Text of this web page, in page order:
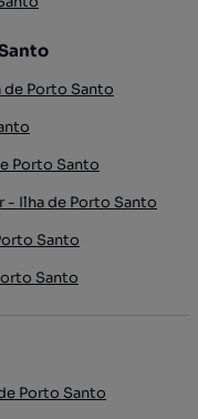
de Porto Santo
Porto Santo
- Ilha de Porto Santo
Santo
Santo
Porto Santo